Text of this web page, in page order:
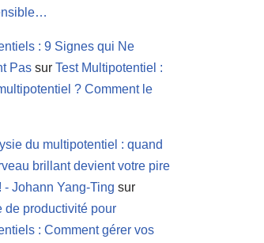
: 9 Signes qui Ne
Pas sur Test Multipotentiel :
? Comment le
du multipotentiel : quand
brillant devient votre pire
- Johann Yang-Ting sur
de productivité pour
: Comment gérer vos